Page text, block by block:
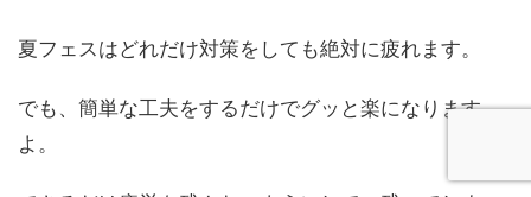
夏フェスはどれだけ対策をしても絶対に疲れます。
でも、簡単な工夫をするだけでグッと楽になります
よ。